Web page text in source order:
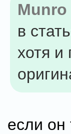
Munro
в
хотя
если он